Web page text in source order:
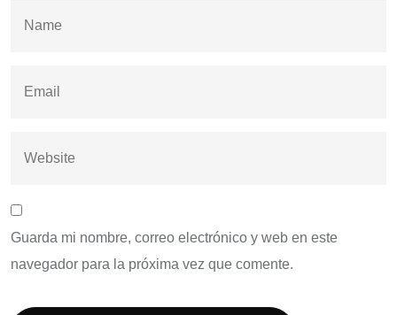
Guarda mi nombre, correo electrónico y web en este
navegador para la próxima vez que comente.